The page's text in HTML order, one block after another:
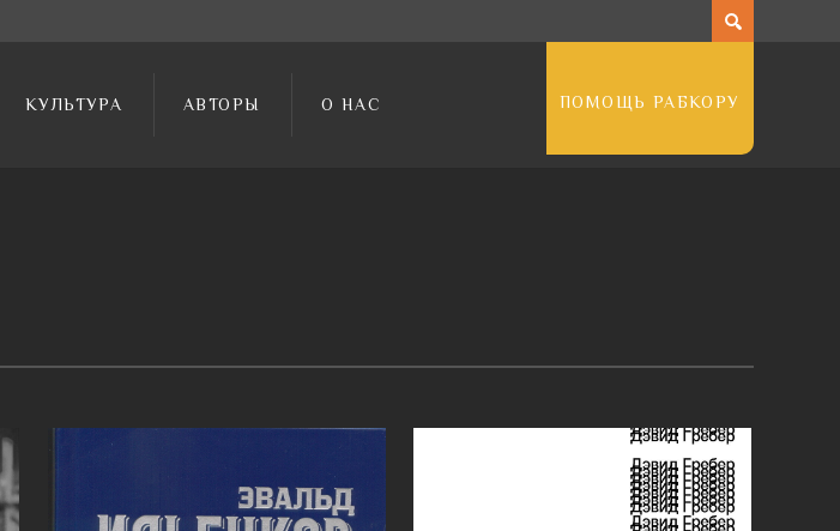
КУЛЬТУРА АВТОРЫ О НАС ПОМОЩЬ РАБКОРУ